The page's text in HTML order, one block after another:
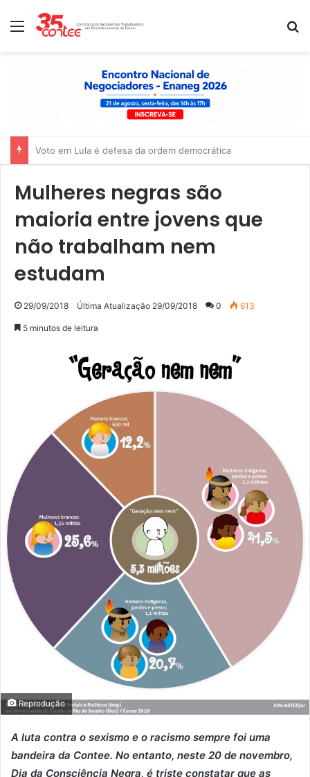
Menu
Nota de solidariedade ao povo venezuelano
Mulheres negras são
maioria entre jovens que
não trabalham nem
estudam
29/09/2018 Última Atualização 29/09/2018 0 613
5 minutos de leitura
Reprodução
A luta contra o sexismo e o racismo sempre foi uma
bandeira da Contee. No entanto, neste 20 de novembro,
Dia da Consciência Negra, é triste constatar que as